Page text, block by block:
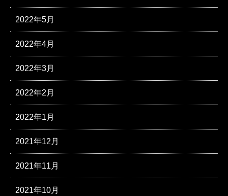
2022年5月
2022年4月
2022年3月
2022年2月
2022年1月
2021年12月
2021年11月
2021年10月